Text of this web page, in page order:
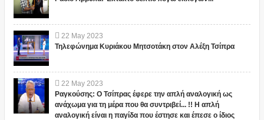
22 May 2023
Τηλεφώνημα Κυριάκου Μητσοτάκη στον Αλέξη Τσίπρα
22 May 2023
Ραγκούσης: Ο Τσίπρας έφερε την απλή αναλογική ως
ανάχωμα για τη μέρα που θα συντριβεί... !! Η απλή
αναλογική είναι η παγίδα που έστησε και έπεσε ο ίδιος